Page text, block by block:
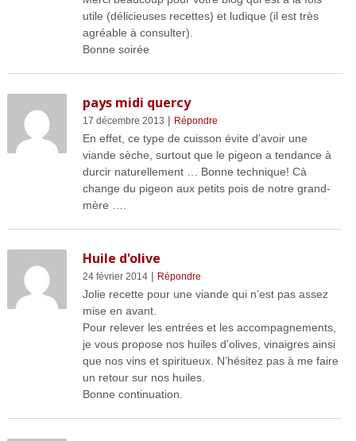
utile (délicieuses recettes) et ludique (il est très
agréable à consulter).
Bonne soirée
pays midi quercy
17 décembre 2013 | Répondre
En effet, ce type de cuisson évite d’avoir une
viande sèche, surtout que le pigeon a tendance à
durcir naturellement … Bonne technique! Cà
change du pigeon aux petits pois de notre grand-
mère ….
Huile d'olive
24 février 2014| Répondre
Jolie recette pour une viande qui n’est pas assez
mise en avant.
Pour relever les entrées et les accompagnements,
je vous propose nos huiles d’olives, vinaigres ainsi
que nos vins et spiritueux. N’hésitez pas à me faire
un retour sur nos huiles.
Bonne continuation.